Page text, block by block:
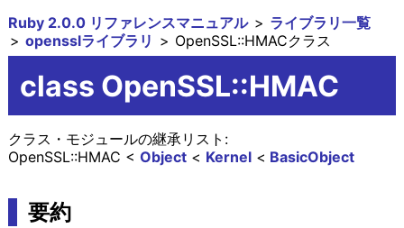
Ruby 2.0.0 リファレンスマニュアル
ライブラリ一覧
opensslライブラリ
OpenSSL::HMACクラス
class OpenSSL::HMAC
クラス・モジュールの継承リスト:
BasicObject
Kernel
Object
OpenSSL::HMAC
要約